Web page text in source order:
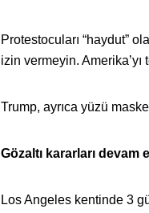
Protestocuları “haydut”
izin vermeyin. Amerika’yı
Trump, ayrıca yüzü
Gözaltı kararları devam
Los Angeles kentinde 3